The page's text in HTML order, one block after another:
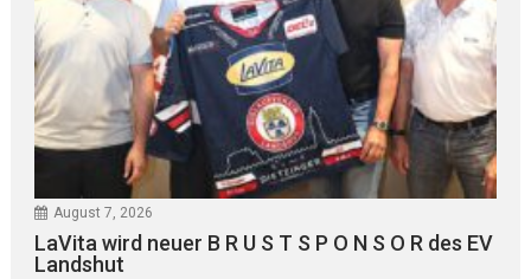
August 7, 2026
LaVita wird neuer B R U S T S P O N S O R des EV
Landshut